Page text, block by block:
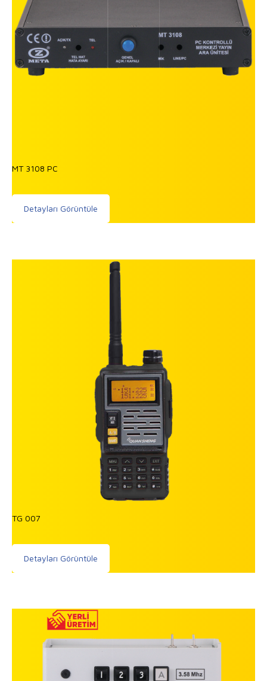
MT 3108 PC
Detayları Görüntüle
TG 007
Detayları Görüntüle